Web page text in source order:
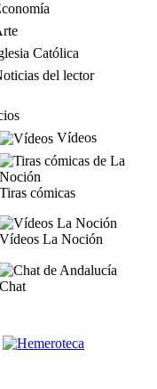
Católica
del lector
Vídeos
Tiras cómicas
Vídeos La Noción
Chat